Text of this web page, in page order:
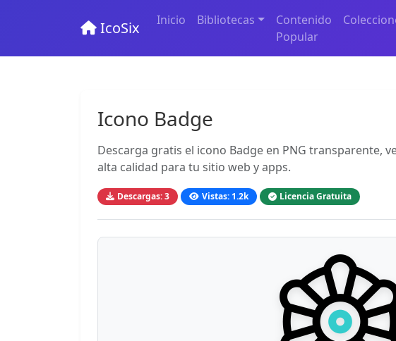
IcoSix Inicio Bibliotecas
Contenido
Popular
Icono Badge
Descarga gratis el icono Badge en PNG transparente,
alta calidad para tu sitio web y apps.
Descargas: 3 Vistas: 1.2k Licencia Gratuita